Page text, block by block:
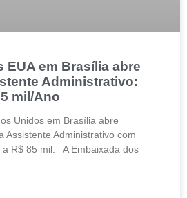
EUA em Brasília abre
Administrativo:
mil/Ano
Unidos em Brasília abre
Assistente Administrativo com
a R$ 85 mil. A Embaixada dos